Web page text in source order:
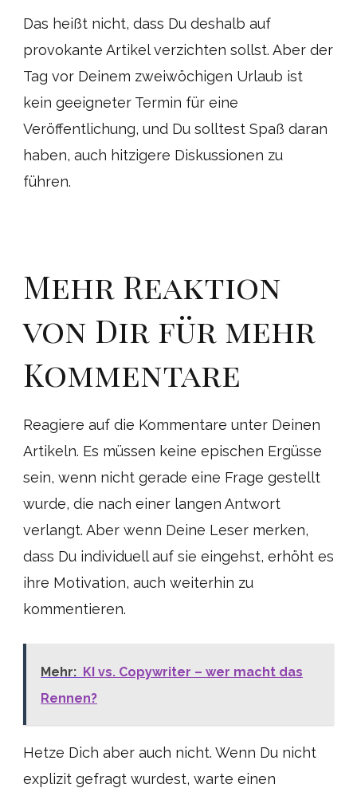
Das heißt nicht, dass Du deshalb auf
provokante Artikel verzichten sollst. Aber der
Tag vor Deinem zweiwöchigen Urlaub ist
kein geeigneter Termin für eine
Veröffentlichung, und Du solltest Spaß daran
haben, auch hitzigere Diskussionen zu
führen.
Mehr Reaktion
von Dir für mehr
Kommentare
Reagiere auf die Kommentare unter Deinen
Artikeln. Es müssen keine epischen Ergüsse
sein, wenn nicht gerade eine Frage gestellt
wurde, die nach einer langen Antwort
verlangt. Aber wenn Deine Leser merken,
dass Du individuell auf sie eingehst, erhöht es
ihre Motivation, auch weiterhin zu
kommentieren.
Mehr: KI vs. Copywriter – wer macht das
Rennen?
Hetze Dich aber auch nicht. Wenn Du nicht
explizit gefragt wurdest, warte einen